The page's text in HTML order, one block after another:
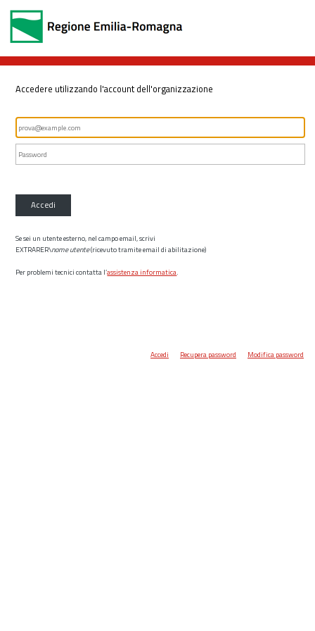
Accedere utilizzando l'account dell'organizzazione
Accedi
Se sei un utente esterno, nel campo email, scrivi
EXTRARER\nome utente(ricevuto tramite email di abilitazione)
Per problemi tecnici contatta l’assistenza informatica.
Accedi Recupera password Modifica password